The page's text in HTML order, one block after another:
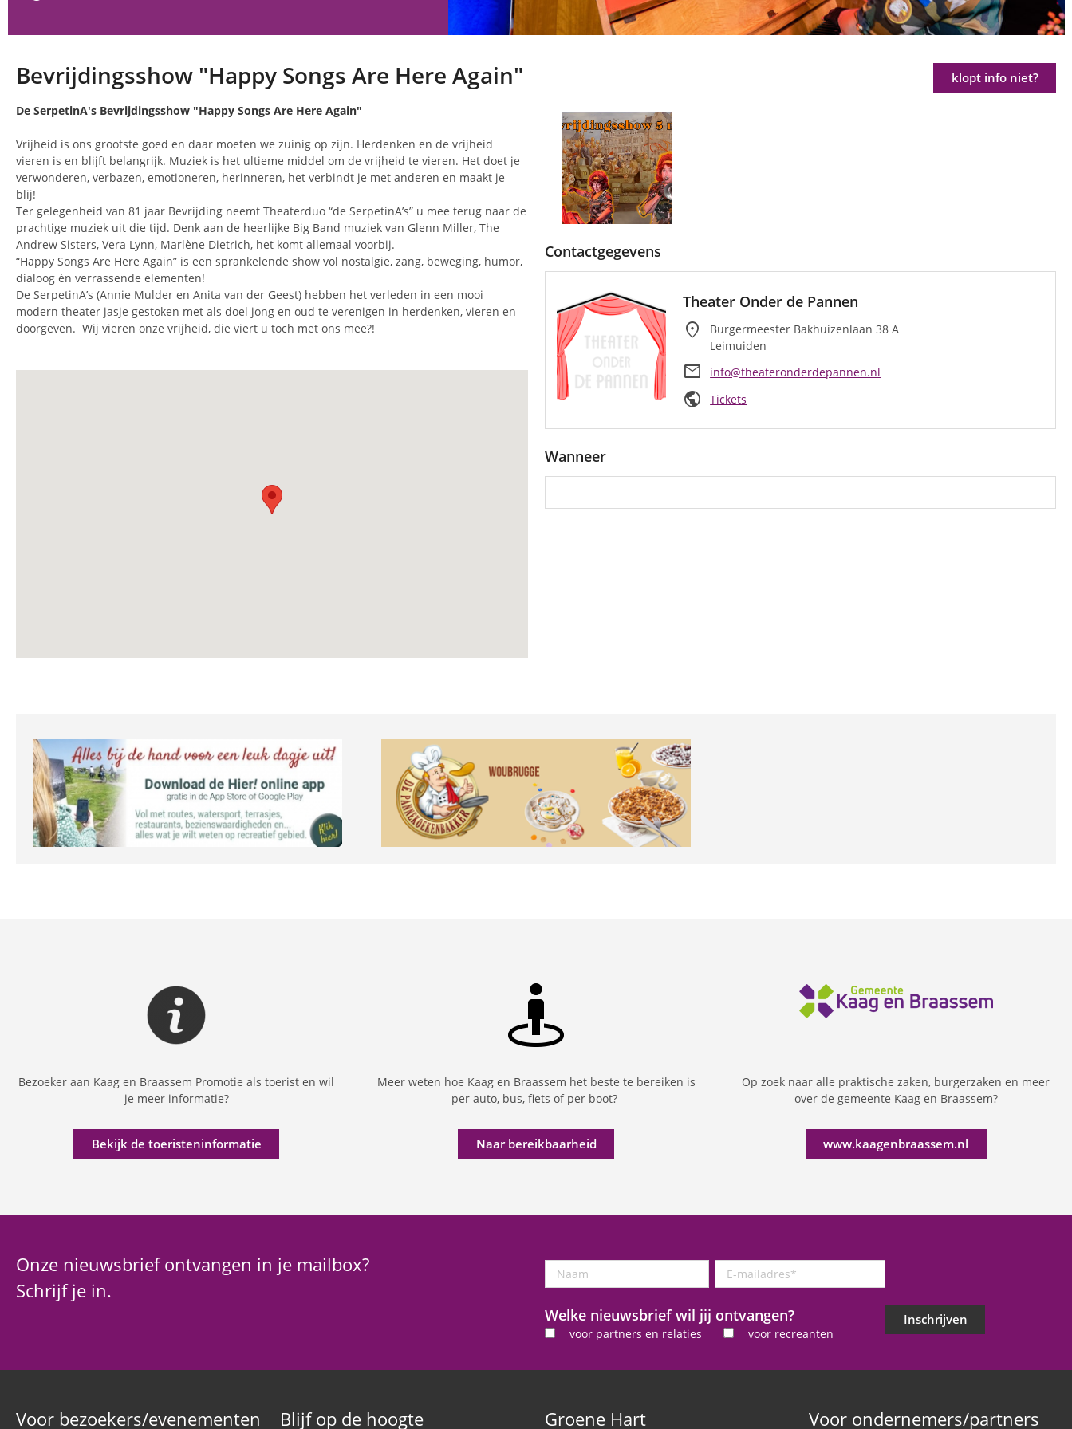
Bevrijdingsshow "Happy Songs Are Here Again"
De SerpetinA's Bevrijdingsshow "Happy Songs Are Here Again"
Vrijheid is ons grootste goed en daar moeten we zuinig op zijn. Herdenken en de vrijheid
vieren is en blijft belangrijk. Muziek is het ultieme middel om de vrijheid te vieren. Het doet je
verwonderen, verbazen, emotioneren, herinneren, het verbindt je met anderen en maakt je
blij!
Ter gelegenheid van 81 jaar Bevrijding neemt Theaterduo “de SerpetinA’s” u mee terug naar de
prachtige muziek uit die tijd. Denk aan de heerlijke Big Band muziek van Glenn Miller, The
Andrew Sisters, Vera Lynn, Marlène Dietrich, het komt allemaal voorbij.
“Happy Songs Are Here Again” is een sprankelende show vol nostalgie, zang, beweging, humor,
dialoog én verrassende elementen!
De SerpetinA’s (Annie Mulder en Anita van der Geest) hebben het verleden in een mooi
modern theater jasje gestoken met als doel jong en oud te verenigen in herdenken, vieren en
doorgeven. ​ Wij vieren onze vrijheid, die viert u toch met ons mee?!
klopt info niet?
Contactgegevens
Theater Onder de Pannen
location_on
Burgermeester Bakhuizenlaan 38 A
Leimuiden
mail info@theateronderdepannen.nl
public Tickets
Wanneer
Bezoeker aan Kaag en Braassem Promotie als toerist en wil
je meer informatie?
Bekijk de toeristeninformatie
Meer weten hoe Kaag en Braassem het beste te bereiken is
per auto, bus, fiets of per boot?
Naar bereikbaarheid
Op zoek naar alle praktische zaken, burgerzaken en meer
over de gemeente Kaag en Braassem?
www.kaagenbraassem.nl
Onze nieuwsbrief ontvangen in je mailbox?
Schrijf je in.
Naam
mailadres
Welke nieuwsbrief wil jij ontvangen?
voor partners en relaties voor recreanten
Inschrijven
Voor bezoekers/evenementen Blijf op de hoogte Groene Hart Voor ondernemers/partners